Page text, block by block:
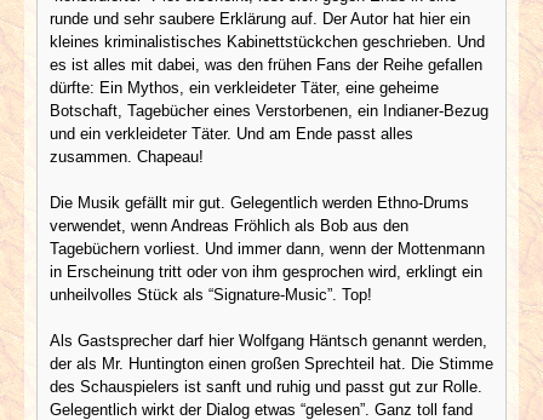
runde und sehr saubere Erklärung auf. Der Autor hat hier ein
kleines kriminalistisches Kabinettstückchen geschrieben. Und
es ist alles mit dabei, was den frühen Fans der Reihe gefallen
dürfte: Ein Mythos, ein verkleideter Täter, eine geheime
Botschaft, Tagebücher eines Verstorbenen, ein Indianer-Bezug
und ein verkleideter Täter. Und am Ende passt alles
zusammen. Chapeau!
Die Musik gefällt mir gut. Gelegentlich werden Ethno-Drums
verwendet, wenn Andreas Fröhlich als Bob aus den
Tagebüchern vorliest. Und immer dann, wenn der Mottenmann
in Erscheinung tritt oder von ihm gesprochen wird, erklingt ein
unheilvolles Stück als “Signature-Music”. Top!
Als Gastsprecher darf hier Wolfgang Häntsch genannt werden,
der als Mr. Huntington einen großen Sprechteil hat. Die Stimme
des Schauspielers ist sanft und ruhig und passt gut zur Rolle.
Gelegentlich wirkt der Dialog etwas “gelesen”. Ganz toll fand